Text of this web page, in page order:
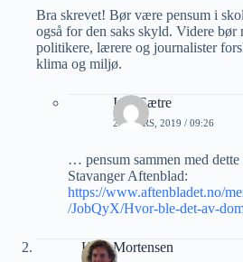
Bra skrevet! Bør være pensum i
også for den saks skyld. Videre bør
politikere, lærere og journalister
klima og miljø.
Ivar Sætre
28 MARS, 2019 / 09:26
… pensum sammen med
Stavanger Aftenblad:
https://www.aftenbladet.no/
/JobQyX/Hvor-ble-det-av-
Ketil Mortensen